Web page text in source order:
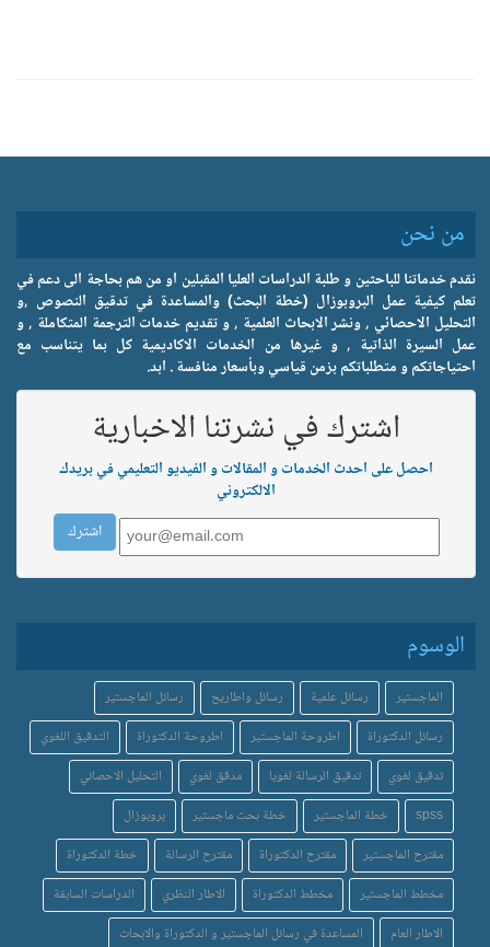
من نحن
نقدم خدماتنا للباحثين و طلبة الدراسات العليا المقبلين او من هم بحاجة الى دعم في
تعلم كيفية عمل البروبوزال (خطة البحث) والمساعدة في تدقيق النصوص ,و
التحليل الاحصائي , ونشر الابحاث العلمية , و تقديم خدمات الترجمة المتكاملة , و
عمل السيرة الذاتية , و غيرها من الخدمات الاكاديمية كل بما يتناسب مع
احتياجاتكم و متطلباتكم بزمن قياسي وبأسعار منافسة . ابد.
اشترك في نشرتنا الاخبارية
احصل على احدث الخدمات و المقالات و الفيديو التعليمي في بريدك
الالكتروني
الوسوم
الماجستير رسائل علمية رسائل واطاريح
رسائل الماجستير
رسائل الدكتوراة
اطروحة الماجستير اطروحة الدكتوراة
التدقيق اللغوي
تدقيق لغوي
تدقيق الرسالة لغويا مدقق لغوي
التحليل الاحصائي
spss
خطة الماجستير خطة بحث ماجستير
بروبوزال
مقترح الماجستير
مقترح الدكتوراة مقترح الرسالة
خطة الدكتوراة
مخطط الماجستير
مخطط الدكتوراة الاطار النظري
الدراسات السابقة
الاطار العام
المساعدة في رسائل الماجستير و الدكتوراة والابحاث